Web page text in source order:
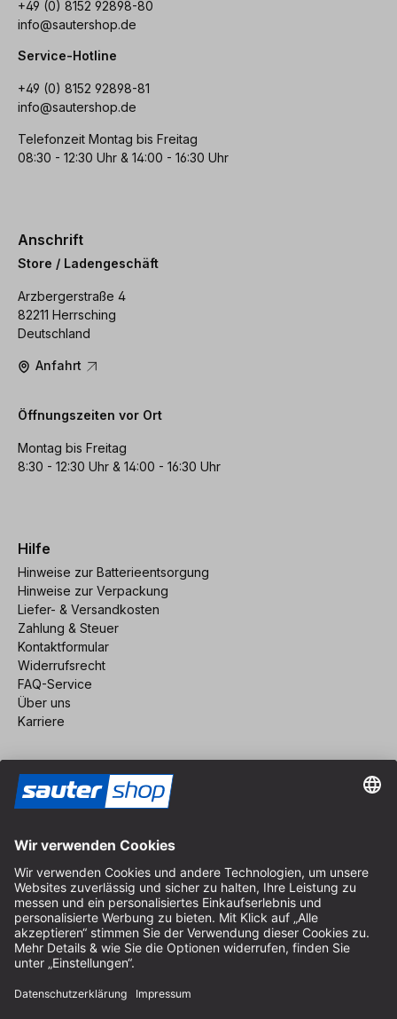
+49 (0) 8152 92898-80
info@sautershop.de
Service-Hotline
+49 (0) 8152 92898-81
info@sautershop.de
Telefonzeit Montag bis Freitag
08:30 - 12:30 Uhr & 14:00 - 16:30 Uhr
Anschrift
Store / Ladengeschäft
Arzbergerstraße 4
82211 Herrsching
Deutschland
Anfahrt
Öffnungszeiten vor Ort
Montag bis Freitag
8:30 - 12:30 Uhr & 14:00 - 16:30 Uhr
Hilfe
Hinweise zur Batterieentsorgung
Hinweise zur Verpackung
Liefer- & Versandkosten
Zahlung & Steuer
Kontaktformular
Widerrufsrecht
FAQ-Service
Über uns
Karriere
Impressum
AGB
Datenschutz
Cookie-Einstellungen
© 2026 sauter GmbH